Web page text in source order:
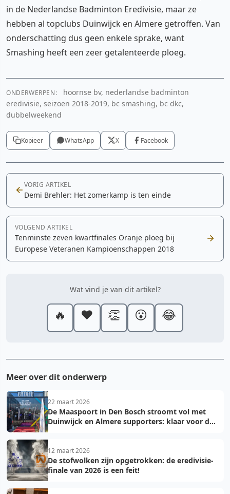
in de Nederlandse Badminton Eredivisie, maar ze
hebben al topclubs Duinwijck en Almere getroffen. Van
onderschatting dus geen enkele sprake, want
Smashing heeft een zeer getalenteerde ploeg.
ONDERWERPEN:
hoornse bv, nederlandse badminton
eredivisie, seizoen 2018-2019, bc smashing, bc dkc,
dubbelweekend
Kopieer WhatsApp X Facebook
VORIG ARTIKEL
Demi Brehler: Het zomerkamp is ten einde
VOLGEND ARTIKEL
Tenminste zeven kwartfinales Oranje ploeg bij
Europese Veteranen Kampioenschappen 2018
Wat vind je van dit artikel?
🔥 ❤️ 👏 😮 😂
Meer over dit onderwerp
22 maart 2026
De Maaspoort in Den Bosch stroomt vol met
Duinwijck en Almere supporters: klaar voor de
12 maart 2026
De stofwolken zijn opgetrokken: de eredivisie-
finale van 2026 is een feit!